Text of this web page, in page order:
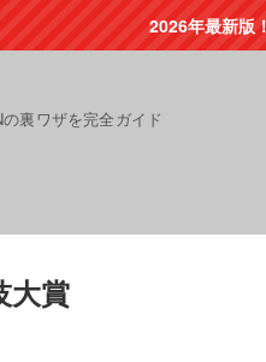
2026年最新版！
裏ワザを完全ガイド
大賞